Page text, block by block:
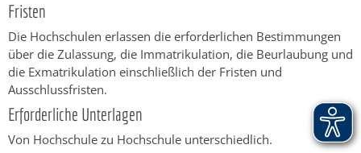
Fristen
Die Hochschulen erlassen die erforderlichen Bestimmungen
über die Zulassung, die Immatrikulation, die Beurlaubung und
die Exmatrikulation einschließlich der Fristen und
Ausschlussfristen.
Erforderliche Unterlagen
Von Hochschule zu Hochschule unterschiedlich.